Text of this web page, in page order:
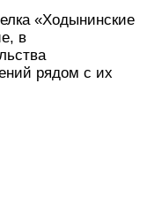
«Ходынинские
в
рядом с их